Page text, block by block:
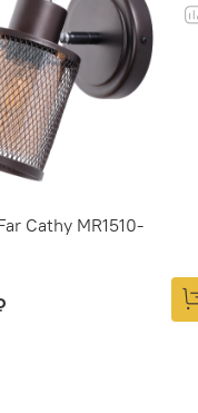
Cathy MR1510-